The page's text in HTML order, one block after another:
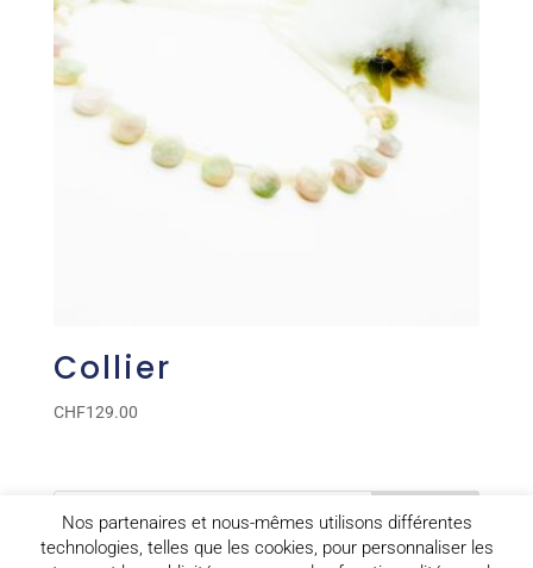
Collier
CHF129.00
Nos partenaires et nous-mêmes utilisons différentes
technologies, telles que les cookies, pour personnaliser les